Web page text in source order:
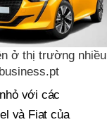
ở thị trường nhiều
với các
và Fiat của